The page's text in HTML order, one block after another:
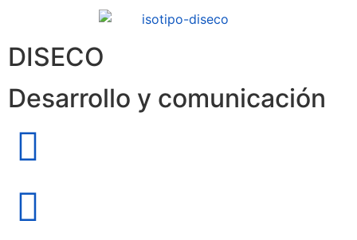
DISECO
Desarrollo y comunicación